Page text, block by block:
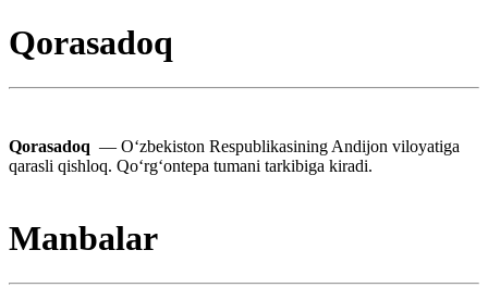
Qorasadoq
Qorasadoq — Oʻzbekiston Respublikasining Andijon viloyatiga
qarasli qishloq. Qoʻrgʻontepa tumani tarkibiga kiradi.
Manbalar